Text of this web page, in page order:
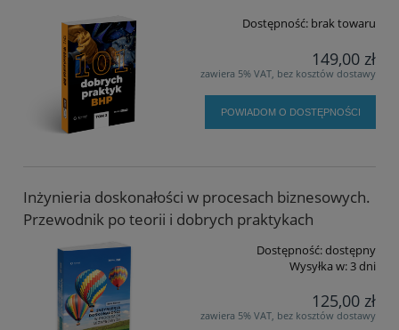
Dostępność: brak towaru
149,00 zł
zawiera 5% VAT, bez kosztów dostawy
POWIADOM O DOSTĘPNOŚCI
Inżynieria doskonałości w procesach biznesowych.
Przewodnik po teorii i dobrych praktykach
Dostępność:dostępny
Wysyłka w:3 dni
125,00 zł
zawiera 5% VAT, bez kosztów dostawy